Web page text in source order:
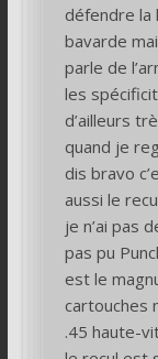
défendre la
bavarde
parle de
les
d’ailleurs
quand je
dis bravo
aussi le
je n’ai pas
pas pu
est le
cartouches
.45 haute-